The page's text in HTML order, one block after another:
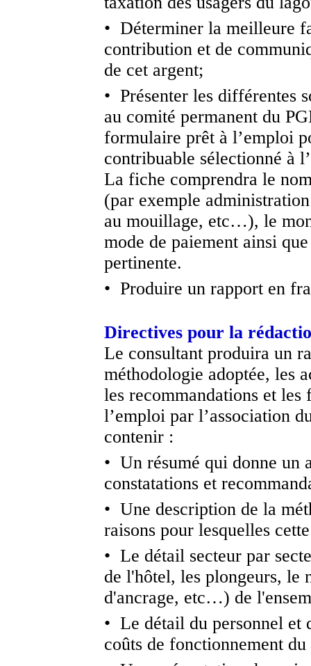
• Déterminer la meilleure
contribution et de
de cet argent;
• Présenter les différentes
au comité permanent du
formulaire prêt à l’emploi
contribuable sélectionné à
La fiche comprendra le
(par exemple
au mouillage, etc…), le
mode de paiement ainsi
pertinente.
• Produire un rapport en
Directives pour la
Le consultant produira un
méthodologie adoptée, les
les recommandations et
l’emploi par l’association
contenir :
• Un résumé qui donne un
constatations et
• Une description de la
raisons pour lesquelles
• Le détail secteur par
de l'hôtel, les plongeurs, le
d'ancrage, etc…) de
• Le détail du personnel et
coûts de fonctionnement